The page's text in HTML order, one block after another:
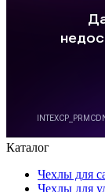
Каталог
Чехлы для
Чехлы для